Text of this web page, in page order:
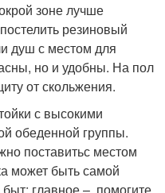
зоне лучше
резиновый
душ с местом для
но и удобны. На пол
от скольжения.
с высокими
обеденной группы.
поставитьс местом
может быть самой